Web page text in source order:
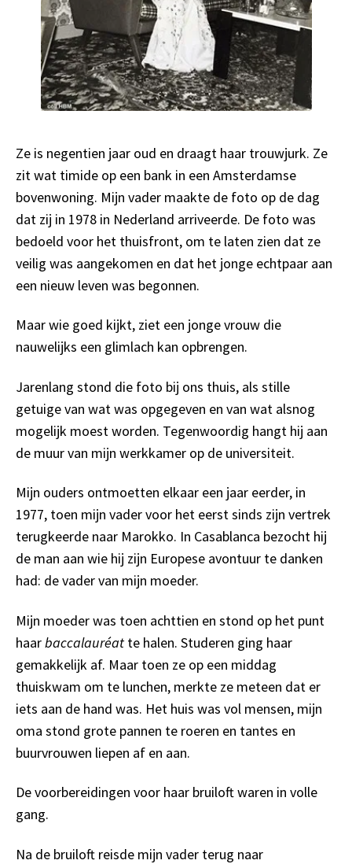
Ze is negentien jaar oud en draagt haar trouwjurk. Ze
zit wat timide op een bank in een Amsterdamse
bovenwoning. Mijn vader maakte de foto op de dag
dat zij in 1978 in Nederland arriveerde. De foto was
bedoeld voor het thuisfront, om te laten zien dat ze
veilig was aangekomen en dat het jonge echtpaar aan
een nieuw leven was begonnen.
Maar wie goed kijkt, ziet een jonge vrouw die
nauwelijks een glimlach kan opbrengen.
Jarenlang stond die foto bij ons thuis, als stille
getuige van wat was opgegeven en van wat alsnog
mogelijk moest worden. Tegenwoordig hangt hij aan
de muur van mijn werkkamer op de universiteit.
Mijn ouders ontmoetten elkaar een jaar eerder, in
1977, toen mijn vader voor het eerst sinds zijn vertrek
terugkeerde naar Marokko. In Casablanca bezocht hij
de man aan wie hij zijn Europese avontuur te danken
had: de vader van mijn moeder.
Mijn moeder was toen achttien en stond op het punt
haarbaccalauréat te halen. Studeren ging haar
gemakkelijk af. Maar toen ze op een middag
thuiskwam om te lunchen, merkte ze meteen dat er
iets aan de hand was. Het huis was vol mensen, mijn
oma stond grote pannen te roeren en tantes en
buurvrouwen liepen af en aan.
De voorbereidingen voor haar bruiloft waren in volle
gang.
Na de bruiloft reisde mijn vader terug naar